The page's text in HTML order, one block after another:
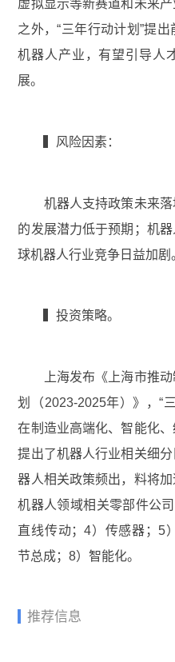
虚拟显示等新赛道和未来
之外，“三年行动计划”提
机器人产业，有望引导人
展。
▍风险因素：
机器人支持政策未来落
的发展潜力低于预期；机
球机器人行业竞争日益加剧
▍投资策略。
上海发布《上海市推动
划（2023-2025年）》，“
在制造业高端化、智能化
提出了机器人行业相关细
器人相关政策频出，料将
机器人领域相关零部件公
直线传动；4）传感器；5
节总成；8）智能化。
推荐信息